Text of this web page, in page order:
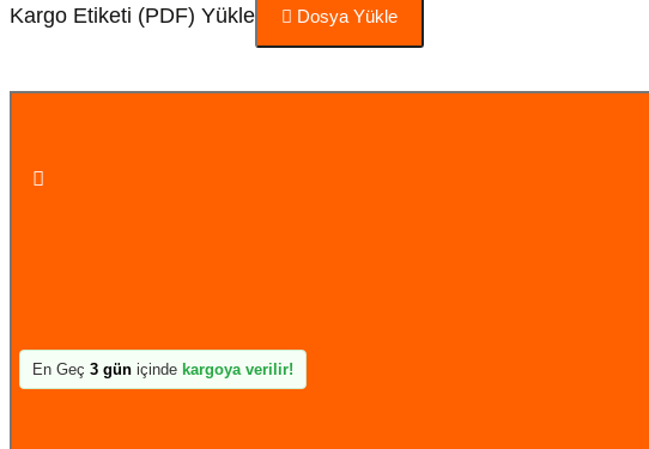
Kargo Etiketi (PDF) Yükle Dosya Yükle
En Geç 3 gün içinde kargoya verilir!